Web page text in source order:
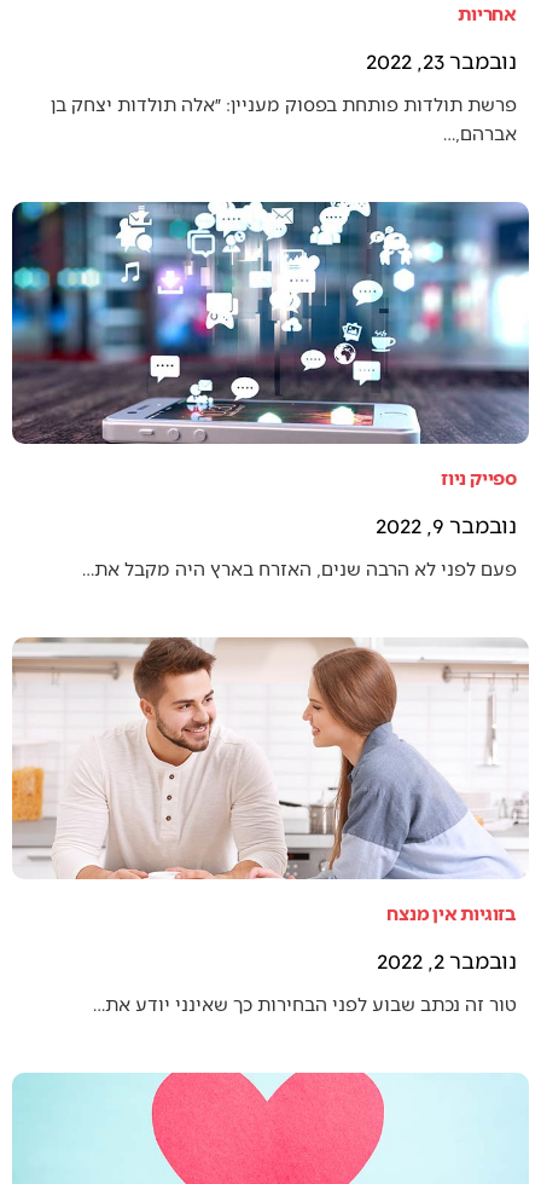
אחריות
נובמבר 23, 2022
פרשת תולדות פותחת בפסוק מעניין: ״אלה תולדות יצחק בן
אברהם,…
ספייק ניוז
נובמבר 9, 2022
פעם לפני לא הרבה שנים, האזרח בארץ היה מקבל את…
בזוגיות אין מנצח
נובמבר 2, 2022
טור זה נכתב שבוע לפני הבחירות כך שאינני יודע את…